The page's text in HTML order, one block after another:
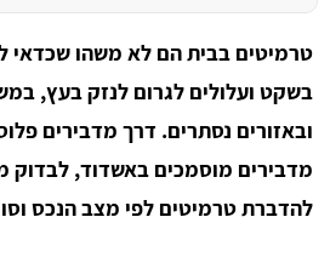
טרמיטים בבית הם לא משהו שכדאי
בשקט ועלולים לגרום לנזק בעץ,
ובאזורים נסתרים. דרך מדבירים
מדבירים מוסמכים באשדוד, לבדוק
להדברת טרמיטים לפי מצב הנכס